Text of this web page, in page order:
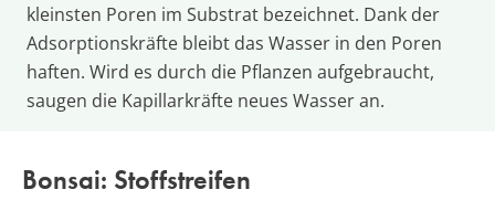
kleinsten Poren im Substrat bezeichnet. Dank der
Adsorptionskräfte bleibt das Wasser in den Poren
haften. Wird es durch die Pflanzen aufgebraucht,
saugen die Kapillarkräfte neues Wasser an.
Bonsai: Stoffstreifen